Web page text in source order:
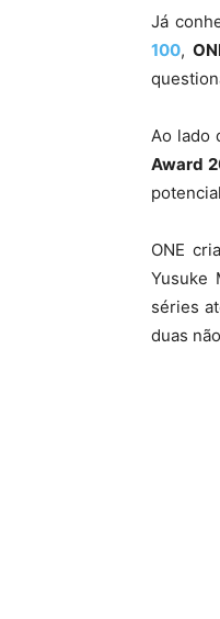
Já
100,
Ao lado
Award
ONE
Yusuke
séries
duas